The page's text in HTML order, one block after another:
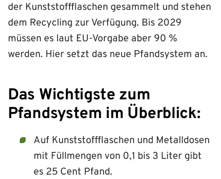
der Kunststoffflaschen gesammelt und stehen
dem Recycling zur Verfügung. Bis 2029
müssen es laut EU-Vorgabe aber 90 %
werden. Hier setzt das neue Pfandsystem an.
Das Wichtigste zum
Pfandsystem im Überblick:
Auf Kunststoffflaschen und Metalldosen
mit Füllmengen von 0,1 bis 3 Liter gibt
es 25 Cent Pfand.